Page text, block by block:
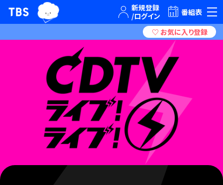
TBSテレビ｜ときめくときを。 番組表